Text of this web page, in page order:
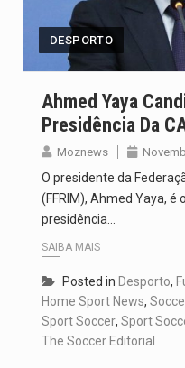
DESPORTO
Ahmed Yaya
Presidência Da
Moznews
O presidente da
(FFRIM), Ahmed Yaya, é
presidência…
SAIBA MAIS
Posted in Desporto,
Home Sport News,
Sport Soccer, Sport
The Soccer Editorial